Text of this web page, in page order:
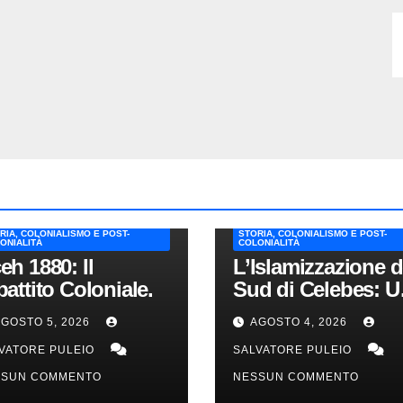
COLONIALISMO E POST-
1880: Il
Coloniale.
5, 2026
PULEIO
COMMENTO
STORIA, COLONIALISMO E POST-
COLONIALITÀ
L’Islamizzazione
Sud di Celebes:
Testimonianza del
1840.
AGOSTO 4, 2026
SALVATORE PULEIO
NESSUN COMMENTO